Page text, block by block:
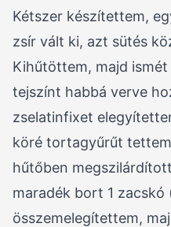
Kétszer készítettem,
zsír vált ki, azt sütés
Kihűtöttem, majd
tejszínt habbá verve
zselatinfixet
köré tortagyűrűt
hűtőben
maradék bort 1 zacskó
összemelegítettem,